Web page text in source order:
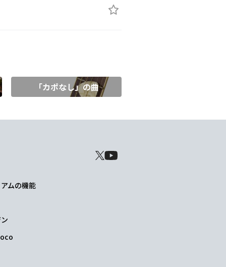
「カポなし」の曲
ムの機能